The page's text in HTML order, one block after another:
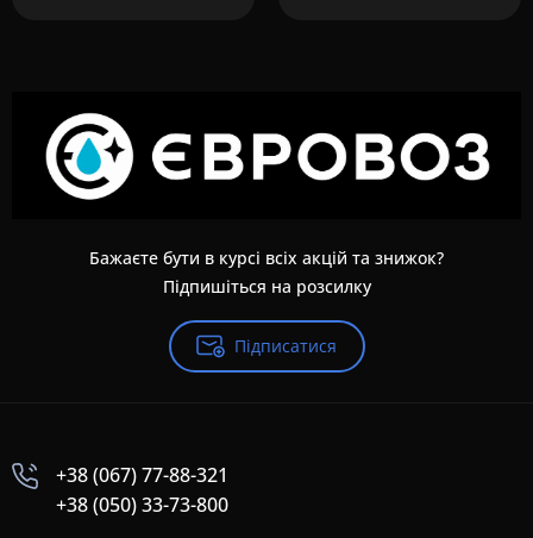
Бажаєте бути в курсі всіх акцій та знижок?
Підпишіться на розсилку
Підписатися
+38 (067) 77-88-321
+38 (050) 33-73-800